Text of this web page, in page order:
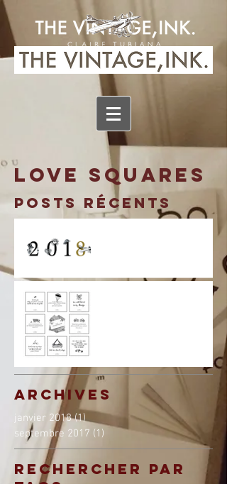
LOVE SQUARES
Posts Récents
Archives
janvier 2018 (1)1 post
septembre 2017 (1) 1 post
Rechercher par